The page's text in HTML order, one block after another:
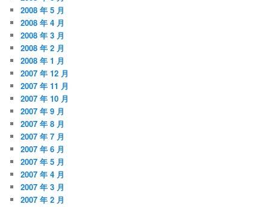
2008 年 5 月
2008 年 4 月
2008 年 3 月
2008 年 2 月
2008 年 1 月
2007 年 12 月
2007 年 11 月
2007 年 10 月
2007 年 9 月
2007 年 8 月
2007 年 7 月
2007 年 6 月
2007 年 5 月
2007 年 4 月
2007 年 3 月
2007 年 2 月